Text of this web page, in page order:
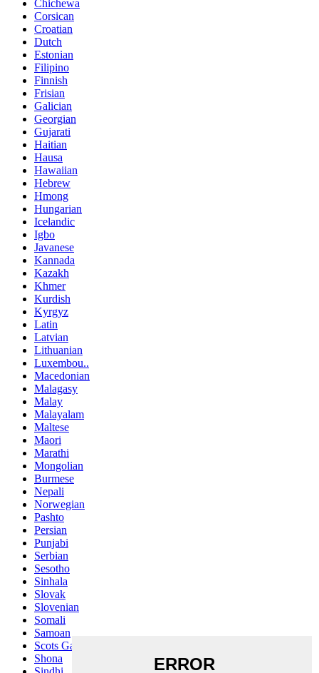
Chichewa
Corsican
Croatian
Dutch
Estonian
Filipino
Finnish
Frisian
Galician
Georgian
Gujarati
Haitian
Hausa
Hawaiian
Hebrew
Hmong
Hungarian
Icelandic
Igbo
Javanese
Kannada
Kazakh
Khmer
Kurdish
Kyrgyz
Latin
Latvian
Lithuanian
Luxembou..
Macedonian
Malagasy
Malay
Malayalam
Maltese
Maori
Marathi
Mongolian
Burmese
Nepali
Norwegian
Pashto
Persian
Punjabi
Serbian
Sesotho
Sinhala
Slovak
Slovenian
Somali
Samoan
Scots Gaelic
Shona